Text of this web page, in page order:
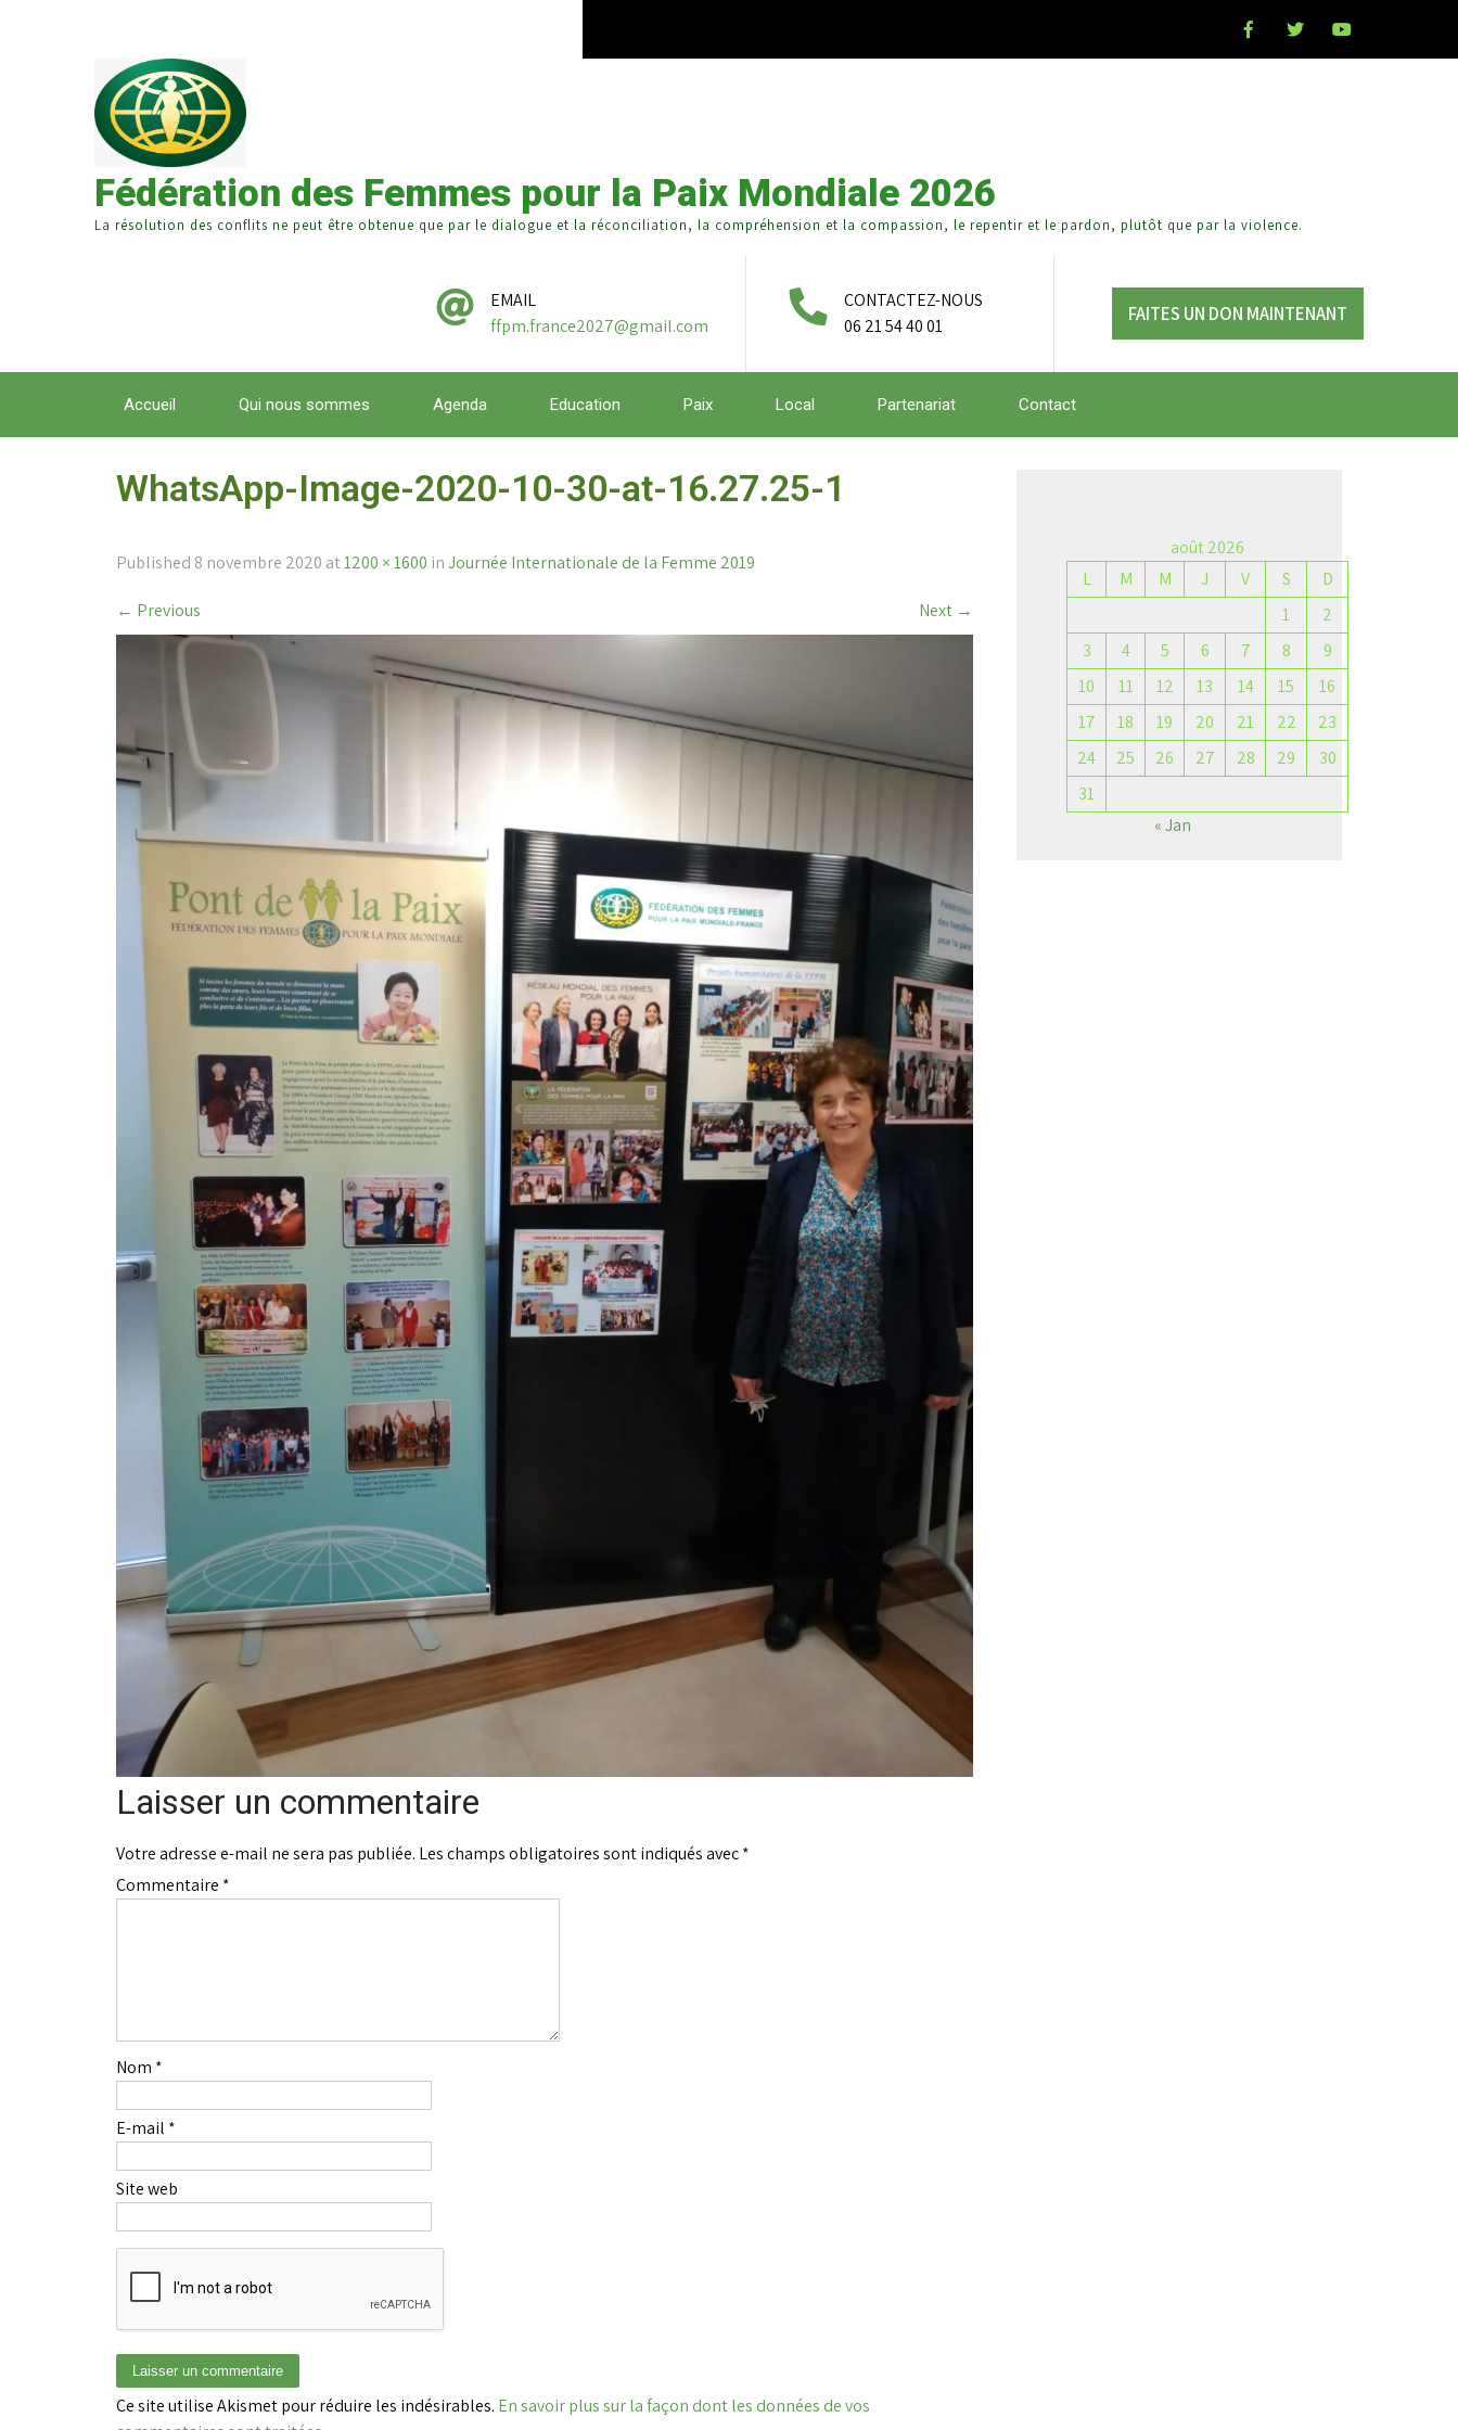
Fédération des Femmes pour la Paix Mondiale 2026
La résolution des conflits ne peut être obtenue que par le dialogue et la réconciliation, la compréhension et la compassion, le repentir et le pardon, plutôt que par la violence.
EMAIL
ffpm.france2027@gmail.com
CONTACTEZ-NOUS
06 21 54 40 01
FAITES UN DON MAINTENANT
Accueil Qui nous sommes Agenda Education Paix Local Partenariat Contact
WhatsApp-Image-2020-10-30-at-16.27.25-1
Published 8 novembre 2020 at1200 × 1600 inJournée Internationale de la Femme 2019
← Previous Next →
Laisser un commentaire
Votre adresse e-mail ne sera pas publiée. Les champs obligatoires sont indiqués avec*
Commentaire *
Nom *
E-mail *
Site web
Ce site utilise Akismet pour réduire les indésirables. En savoir plus sur la façon dont les données de vos
août 2026
L
M M J V S
D
1
2
3
4 5 6 7 8
9
10
11 12 13 14 15
16
17
18 19 20 21 22
23
24
25 26 27 28 29
30
31
« Jan